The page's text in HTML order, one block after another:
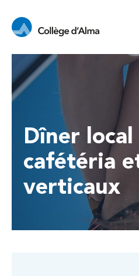
Dîner local
cafétéria
verticaux